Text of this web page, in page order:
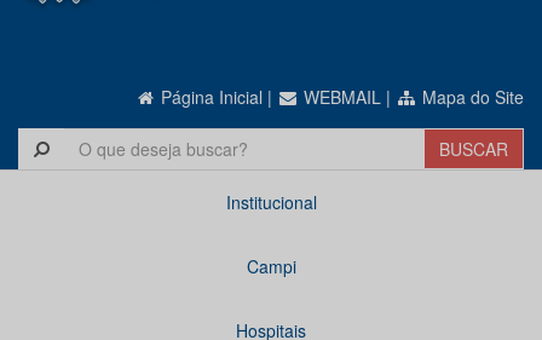
Página Inicial | WEBMAIL | Mapa do Site
Institucional
Campi
Hospitais